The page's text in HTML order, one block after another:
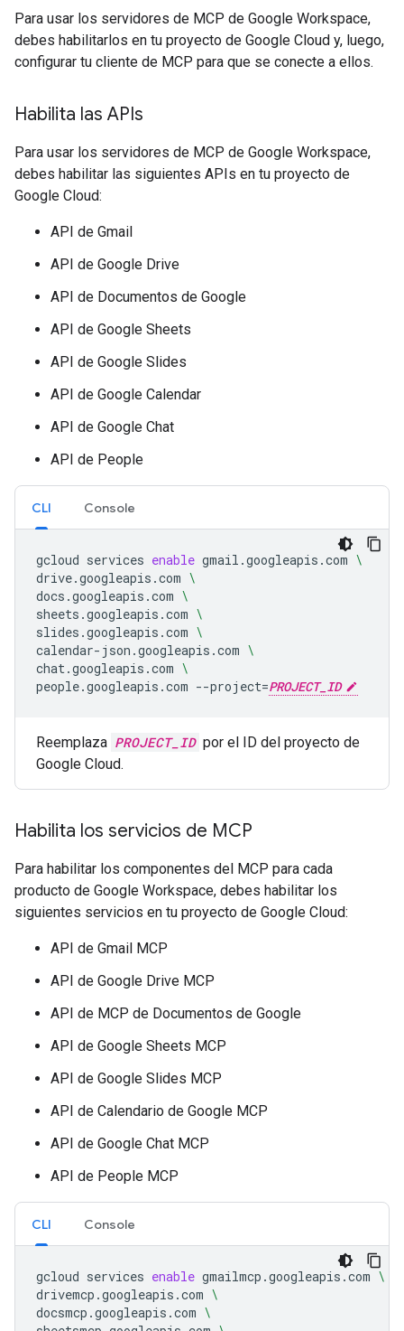
Para usar los servidores de MCP de Google Workspace,
debes habilitarlos en tu proyecto de Google Cloud y, luego,
configurar tu cliente de MCP para que se conecte a ellos.
Habilita las APIs
Para usar los servidores de MCP de Google Workspace,
debes habilitar las siguientes APIs en tu proyecto de
Google Cloud:
API de Gmail
API de Google Drive
API de Documentos de Google
API de Google Sheets
API de Google Slides
API de Google Calendar
API de Google Chat
API de People
CLI Console
gcloud services enable gmail.googleapis.com \
drive.googleapis.com \
docs.googleapis.com \
sheets.googleapis.com \
slides.googleapis.com \
calendar-json.googleapis.com \
chat.googleapis.com \
people.googleapis.com --project=PROJECT_ID
Reemplaza PROJECT_ID por el ID del proyecto de
Google Cloud.
Habilita los servicios de MCP
Para habilitar los componentes del MCP para cada
producto de Google Workspace, debes habilitar los
siguientes servicios en tu proyecto de Google Cloud:
API de Gmail MCP
API de Google Drive MCP
API de MCP de Documentos de Google
API de Google Sheets MCP
API de Google Slides MCP
API de Calendario de Google MCP
API de Google Chat MCP
API de People MCP
CLI Console
gcloud services enable gmailmcp.googleapis.com \
drivemcp.googleapis.com \
docsmcp.googleapis.com \